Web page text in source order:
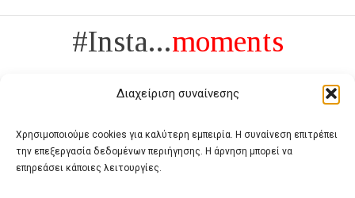
Διαχείριση συναίνεσης
Χρησιμοποιούμε cookies για καλύτερη εμπειρία. Η συναίνεση επιτρέπει
την επεξεργασία δεδομένων περιήγησης. Η άρνηση μπορεί να
επηρεάσει κάποιες λειτουργίες.
#Insta...moments
Πολυτέλεια δεν είναι το αντίθετο της ανέχειας, είναι το αντίθετο της